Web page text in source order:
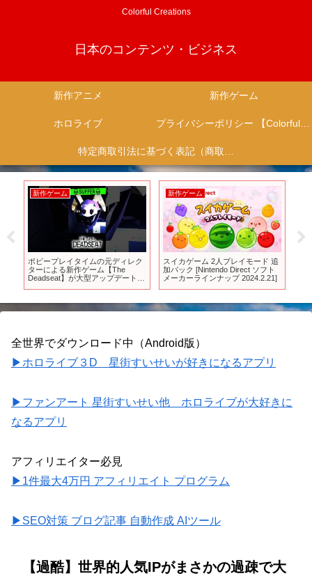
Colorful Creations
日本のコンテンツ・ビジネス
新作アニメ 新作ゲーム
ホロライブ プライバシーポリシー 【Colorful Creation】
特定商取引法に基づく表記（商取引に関する開示）
新作ゲーム
ポピープレイタイムの元ディレク
ターによる新作ゲーム【The
Deadseat】が大型アップデート！
新作ゲーム
スイカゲーム 2人プレイモード 追
加パック [Nintendo Direct ソフト
メーカーラインナップ 2024.2.21]
全世界でダウンロード中（Android版）
▶ホロライブ３D 星街すいせいが好きになるアプリ
▶ファンアート 星街すいせい他 ホロライブが大好きに
なるアプリ
アフィリエイター必見
▶1件最大4万円 アフィリエイト プログラム
▶SEO対策 ブログ記事 自動作成 AIツール
【過酷】世界的人気IPがまさかの過疎で大